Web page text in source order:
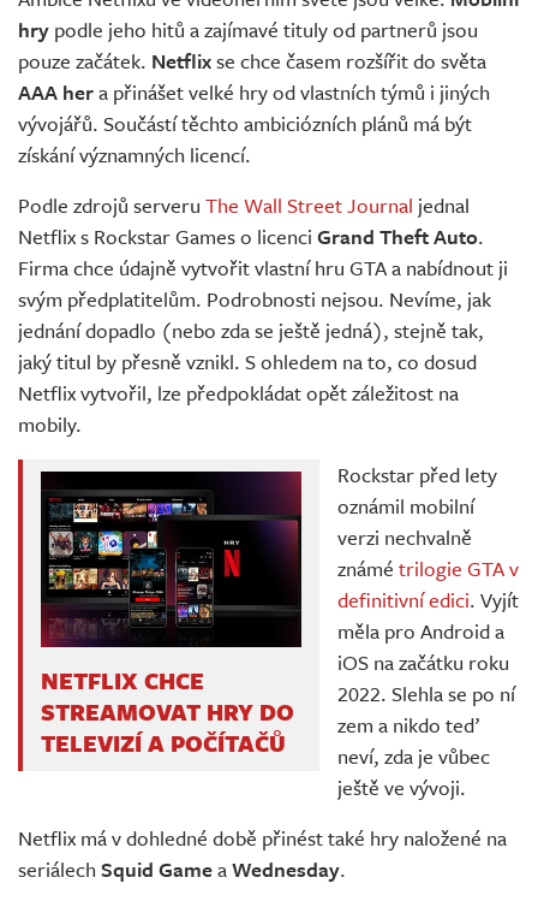
Živě
hry podle jeho hitů a zajímavé tituly od partnerů jsou
pouze začátek. Netflixse chce časem rozšířit do světa
AAA hera přinášet velké hry od vlastních týmů i jiných
vývojářů. Součástí těchto ambiciózních plánů má být
získání významných licencí.
Podle zdrojů serveru The Wall Street Journal jednal
Netflix s Rockstar Games o licenci Grand Theft Auto.
Firma chce údajně vytvořit vlastní hru GTA a nabídnout ji
svým předplatitelům. Podrobnosti nejsou. Nevíme, jak
jednání dopadlo (nebo zda se ještě jedná), stejně tak,
jaký titul by přesně vznikl. S ohledem na to, co dosud
Netflix vytvořil, lze předpokládat opět záležitost na
mobily.
NETFLIX CHCE
STREAMOVAT HRY DO
TELEVIZÍ A POČÍTAČŮ
Rockstar před lety
oznámil mobilní
verzi nechvalně
známé trilogie GTA v
definitivní edici. Vyjít
měla pro Android a
iOS na začátku roku
2022. Slehla se po ní
zem a nikdo teď
neví, zda je vůbec
ještě ve vývoji.
Netflix má v dohledné době přinést také hry naložené na
seriálech Squid GameaWednesday.